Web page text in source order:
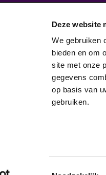
Deze website
We gebruiken
bieden en om
site met onze
gegevens
op basis van
gebruiken.
Unternehmen
Club Lam können Sie ganz Sie
sein. Willst du mehr wissen?